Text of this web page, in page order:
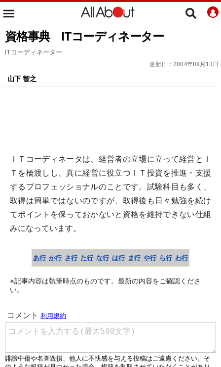
資格事典 ITコーディネーター
ITコーディネーター
更新日： 2004年08月13日
山下 智之
ＩＴコーディネータは、経営者の立場に立って経営とＩ
Ｔを橋渡しし、真に経営に役立つＩＴ投資を推進・支援
するプロフェッショナルのことです。試験科目も多く、
取得は簡単ではないのですが、取得後も日々勉強を続け
てポイントを保っておかないと資格を維持できない仕組
みになっています。
あ行 か行 さ行 た行 な行 は行 ま行 や行 ら行 わ行
※記事内容は執筆時点のものです。最新の内容をご確認くださ
い。